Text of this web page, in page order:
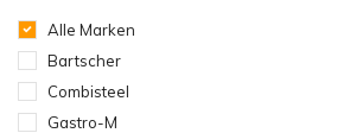
Alle Marken
Bartscher
Combisteel
Gastro-M